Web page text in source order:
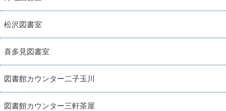
松沢図書室
喜多見図書室
図書館カウンター二子玉川
図書館カウンター三軒茶屋